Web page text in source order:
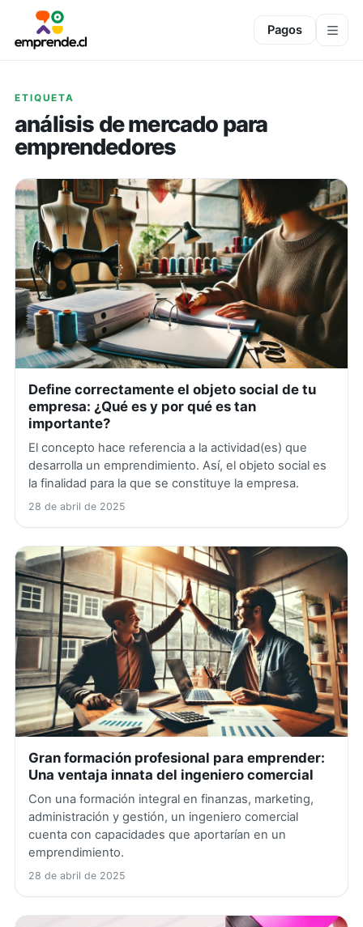
Pagos
ETIQUETA
análisis de mercado para
emprendedores
Define correctamente el objeto social de tu
empresa: ¿Qué es y por qué es tan
importante?
El concepto hace referencia a la actividad(es) que
desarrolla un emprendimiento. Así, el objeto social es
la finalidad para la que se constituye la empresa.
28 de abril de 2025
Gran formación profesional para emprender:
Una ventaja innata del ingeniero comercial
Con una formación integral en finanzas, marketing,
administración y gestión, un ingeniero comercial
cuenta con capacidades que aportarían en un
emprendimiento.
28 de abril de 2025